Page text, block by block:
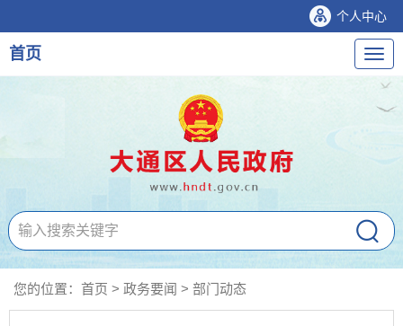
个人中心
导
航
首页
您的位置： 首页 > 政务要闻 > 部门动态